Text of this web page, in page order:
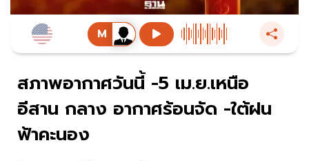
สภาพอากาศวันนี้ -5 เม.ย.เหนือ
อีสาน กลาง อากาศร้อนจัด -ใต้ฝน
ฟ้าคะนอง